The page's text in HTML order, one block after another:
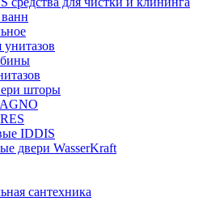
шторы
IDDIS
двери WasserKraft
сантехника